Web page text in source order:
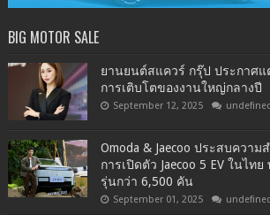
BIG MOTOR SALE
ยานยนต์สแควร์ กรุ๊ป ประกาศแ
การเติบโตของงานใหญ่กลางปี
September 12, 2025 undefined
Omoda & Jaecoo ประสบความ
การเปิดตัว Jaecoo 5 EV ในไท
รุ่นกว่า 6,500 คัน
September 01, 2025 undefined